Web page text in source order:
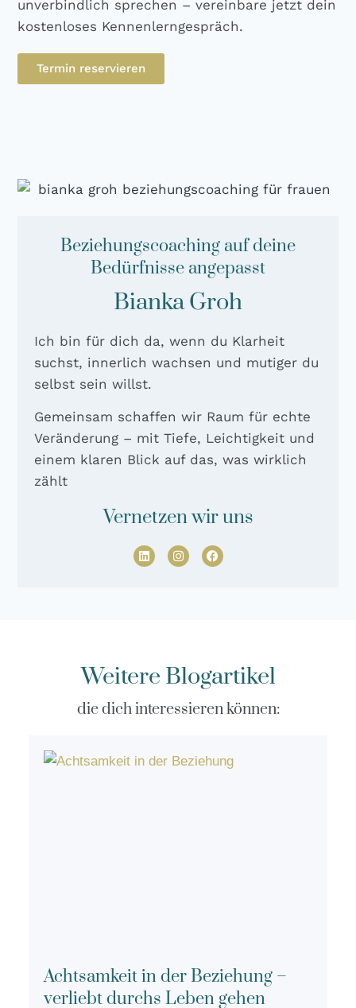
unver­bind­lich spre­chen – ver­ein­ba­re jetzt dein
kos­ten­lo­ses Ken­nen­lern­ge­spräch.
Ter­min reser­vie­ren
Beziehungscoaching auf deine
Bedürfnisse angepasst
Bianka Groh
Ich bin für dich da, wenn du Klarheit
suchst, innerlich wachsen und mutiger du
selbst sein willst.
Gemeinsam schaffen wir Raum für echte
Veränderung – mit Tiefe, Leichtigkeit und
einem klaren Blick auf das, was wirklich
zählt
Vernetzen wir uns
Weitere Blogartikel
die dich interessieren können:
Achtsamkeit in der Beziehung –
verliebt durchs Leben gehen